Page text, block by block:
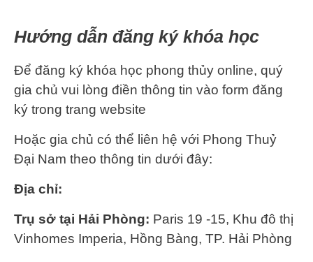
Hướng dẫn đăng ký khóa học
Để đăng ký khóa học phong thủy online, quý
gia chủ vui lòng điền thông tin vào form đăng
ký trong trang website
Hoặc gia chủ có thể liên hệ với Phong Thuỷ
Đại Nam theo thông tin dưới đây:
Địa chỉ:
Trụ sở tại Hải Phòng: Paris 19 -15, Khu đô thị
Vinhomes Imperia, Hồng Bàng, TP. Hải Phòng